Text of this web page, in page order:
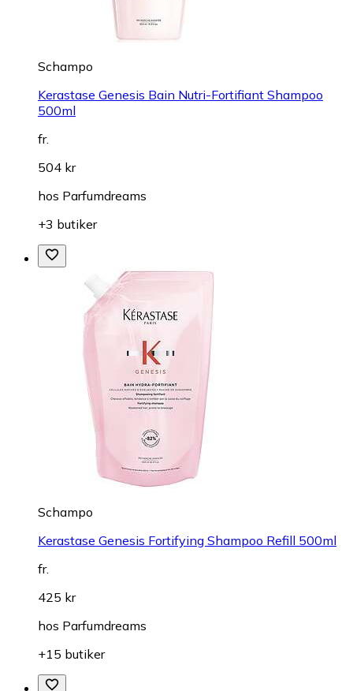
Schampo
Kerastase Genesis Bain Nutri-Fortifiant Shampoo
500ml
fr.
504 kr
hos Parfumdreams
+3 butiker
Schampo
Kerastase Genesis Fortifying Shampoo Refill 500ml
fr.
425 kr
hos Parfumdreams
+15 butiker